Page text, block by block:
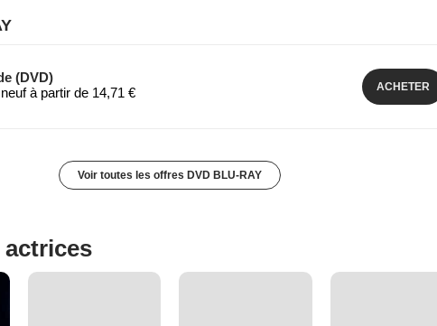
(DVD)
neuf à partir de 14,71 €
ACHETER
Voir toutes les offres DVD BLU-RAY